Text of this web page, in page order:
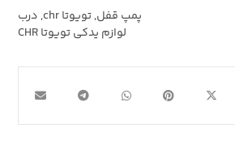
پمپ قفل,تویوتا chr , درب
لوازم یدکی تویوتا CHR